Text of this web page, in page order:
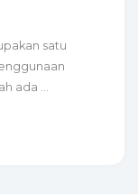
satu
ada ...